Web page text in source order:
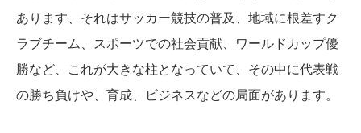
あります、それはサッカー競技の普及、地域に根差すク
ラブチーム、スポーツでの社会貢献、ワールドカップ優
勝など、これが大きな柱となっていて、その中に代表戦
の勝ち負けや、育成、ビジネスなどの局面があります。